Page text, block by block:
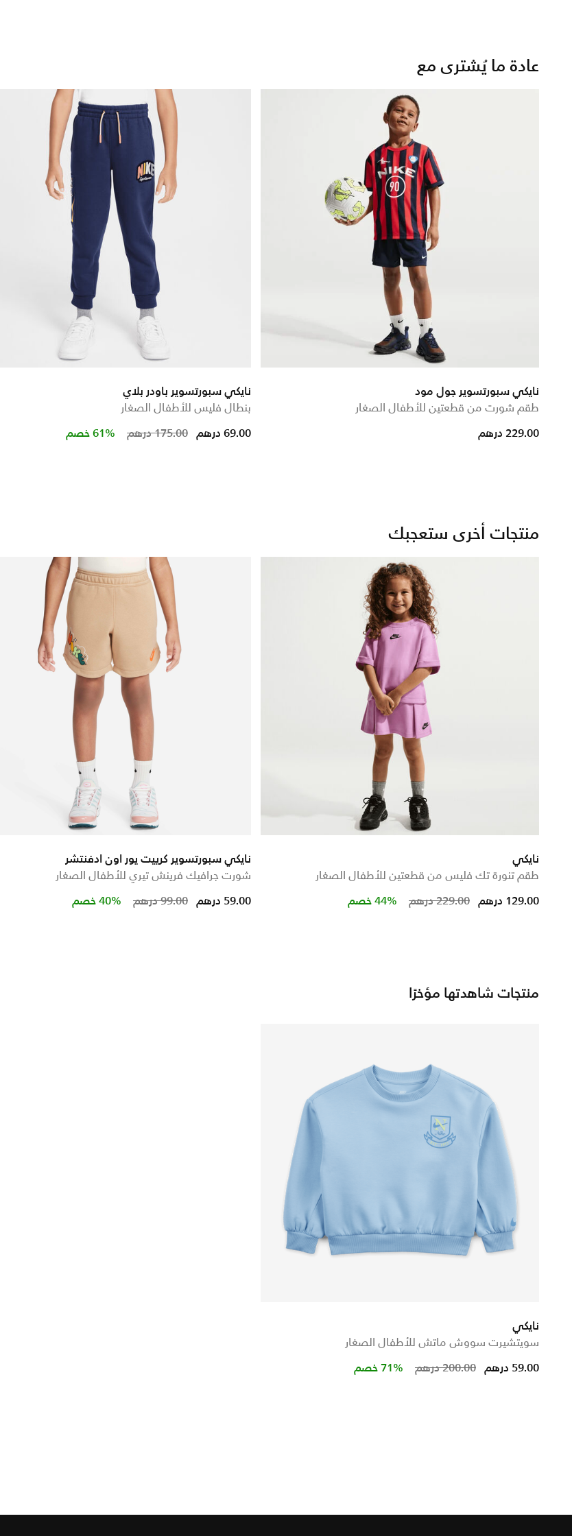
عادة ما يُشترى مع
نايكي سبورتسوير جول مود
طقم شورت من قطعتين للأطفال الصغار
229.00 درهم
نايكي سبورتسوير باودر بلاي
بنطال فليس للأطفال الصغار
Price reduced from175.00 درهم to 69.00 درهم 61% خصم
منتجات أخرى ستعجبك
نايكي
طقم تنورة تك فليس من قطعتين للأطفال الصغار
Price reduced from
229.00 درهم
to 129.00 درهم 44% خصم
نايكي سبورتسوير كرييت يور اون ادفنتشر
شورت جرافيك فرينش تيري للأطفال الصغار
Price reduced from99.00 درهم to 59.00 درهم 40% خصم
منتجات شاهدتها مؤخرًا
نايكي
سويتشيرت سووش ماتش للأطفال الصغار
Price reduced from200.00 درهم to 59.00 درهم 71% خصم